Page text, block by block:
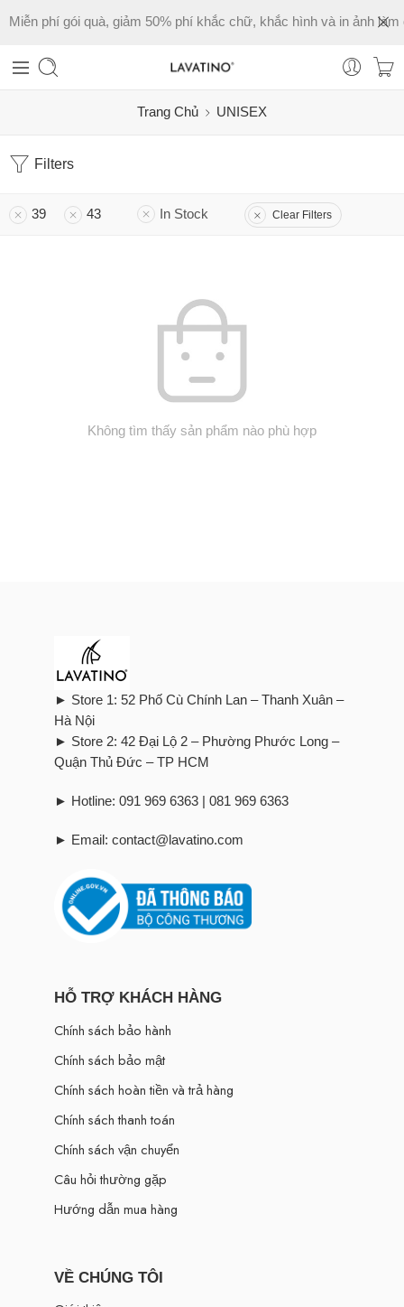
Miễn phí gói quà, giảm 50% phí khắc chữ, khắc hình và in ảnh làm
Trang Chủ UNISEX
Filters
39 43 In Stock Clear Filters
Không tìm thấy sản phẩm nào phù hợp
► Store 1: 52 Phố Cù Chính Lan – Thanh Xuân –
Hà Nội
► Store 2: 42 Đại Lộ 2 – Phường Phước Long –
Quận Thủ Đức – TP HCM
► Hotline: 091 969 6363 | 081 969 6363
► Email: contact@lavatino.com
HỖ TRỢ KHÁCH HÀNG
Chính sách bảo hành
Chính sách bảo mật
Chính sách hoàn tiền và trả hàng
Chính sách thanh toán
Chính sách vận chuyển
Câu hỏi thường gặp
Hướng dẫn mua hàng
VỀ CHÚNG TÔI